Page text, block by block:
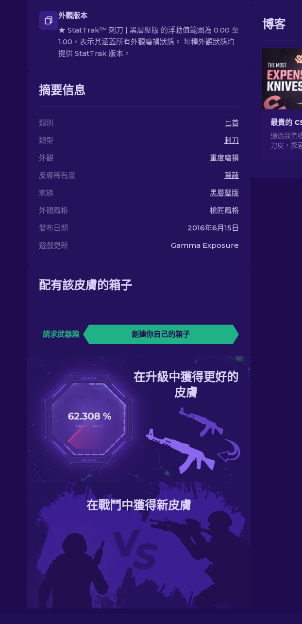
外觀版本
★ StatTrak™ 刺刀 | 黑層壓版 的浮動值範圍為 0.00 至
1.00，表示其涵蓋所有外觀磨損狀態。 每種外觀狀態均
提供 StatTrak 版本。
摘要信息
類別
匕首
類型
刺刀
外觀
重度磨損
皮膚稀有度
隱蔽
家族
黑層壓版
外觀風格
槍匠風格
發布日期
2016年6月15日
遊戲更新
Gamma Exposure
配有該皮膚的箱子
請求武器箱 創建你自己的箱子
在升級中獲得更好的
皮膚
在戰鬥中獲得新皮膚
博客
最貴的
通過我們
刀皮，探